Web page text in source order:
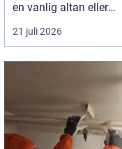
en vanlig altan eller
uteplats till ett extra
under
där solen kan steka
ena dagen och vinden
i nästa, är rätt solskydd
avgörande för att
uteplatsen ska
21 juli 2026